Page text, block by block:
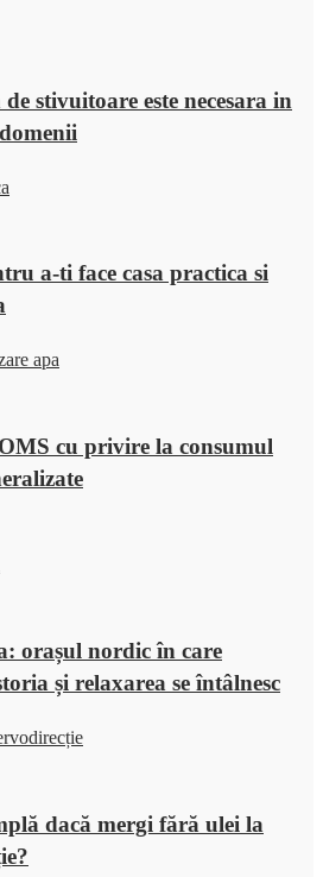
stivuitoare este necesara in
a-ti face casa practica si
cu privire la consumul
orașul nordic în care
și relaxarea se întâlnesc
dacă mergi fără ulei la